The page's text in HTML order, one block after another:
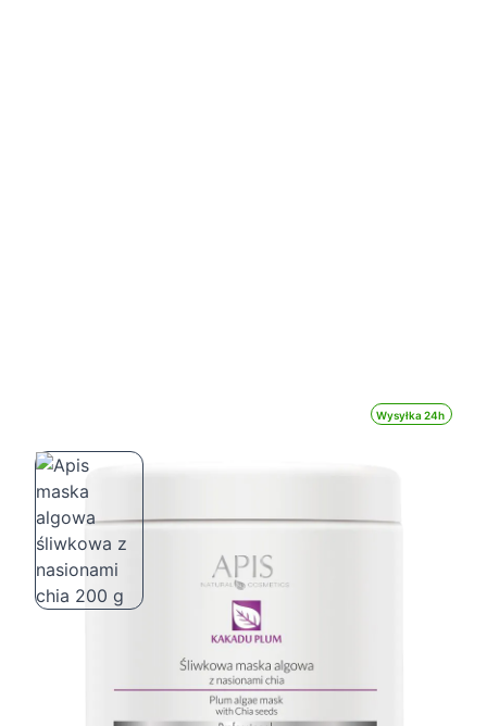
Wysyłka 24h
Apis maska algowa śliwkowa z
nasionami chia 200 g